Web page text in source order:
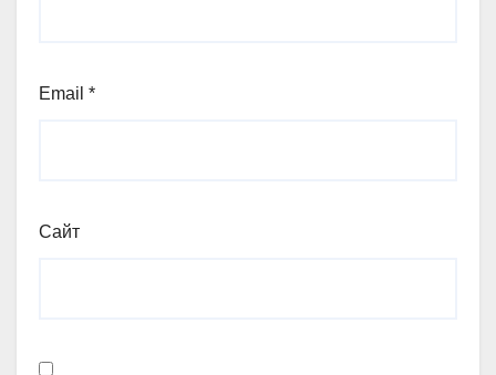
Email *
Сайт